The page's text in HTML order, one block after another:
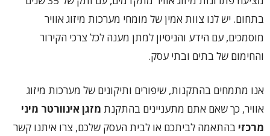
בתחום. יש לנו צוות אמין של מומחי מערכות מיזוג אוויר
מוסמכים, עם הידע והניסיון למתן מענה לכל צרכי הקירור
והחימום של בתים ובתי עסק.
אנו מתמחים בהתקנות, שיפורים ותיקונים של מערכות מיזוג
אוויר, כך שאם אתם מתעניינים בהתקנת מזגן אינוורטר מיני
מרכזי בהתאמה לביתכם או לבית העסק שלכם, צרו איתנו קשר